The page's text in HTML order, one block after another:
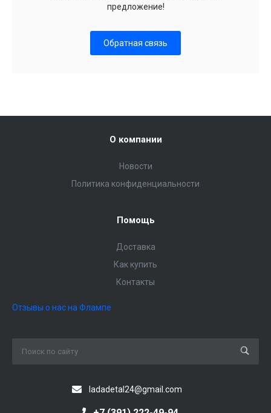
предложение!
Обратная связь
О компании
Новости
Политика конфиденциальности
Помощь
Доставка
Как купить
Контакты
Отзывы о нас на Флампе
ladadetal24@gmail.com